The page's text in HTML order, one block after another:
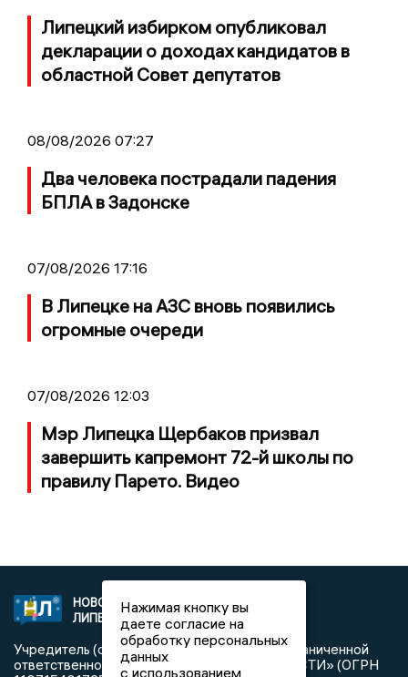
Липецкий избирком опубликовал
декларации о доходах кандидатов в
областной Совет депутатов
08/08/2026 07:27
Два человека пострадали падения
БПЛА в Задонске
07/08/2026 17:16
В Липецке на АЗС вновь появились
огромные очереди
07/08/2026 12:03
Мэр Липецка Щербаков призвал
завершить капремонт 72-й школы по
правилу Парето. Видео
НОВОСТИ
ЛИПЕЦКА
2021 © NEWSLIPETSK.RU | СИ
«Новости Липецка»
Учредитель (соучредители): Общество с ограниченной
ответственностью «РЕГИОНАЛЬНЫЕ НОВОСТИ» (ОГРН
Нажимая кнопку вы
даете согласие на
обработку персональных
данных
с использованием